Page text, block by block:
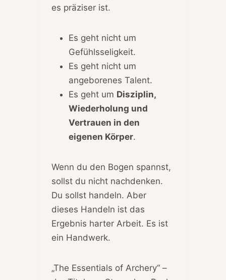
es präziser ist.
Es geht nicht um
Gefühlsseligkeit.
Es geht nicht um
angeborenes Talent.
Es geht um Disziplin,
Wiederholung und
Vertrauen in den
eigenen Körper.
Wenn du den Bogen spannst,
sollst du nicht nachdenken.
Du sollst handeln. Aber
dieses Handeln ist das
Ergebnis harter Arbeit. Es ist
ein Handwerk.
„The Essentials of Archery“ –